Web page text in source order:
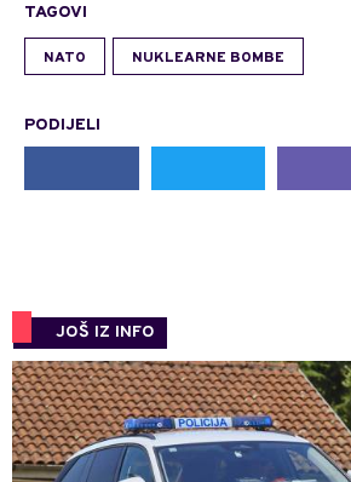
TAGOVI
NATO NUKLEARNE BOMBE
PODIJELI
JOŠ IZ INFO